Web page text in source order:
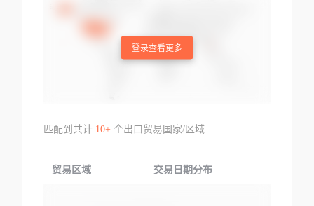
登录查看更多
匹配到共计 10+个出口贸易国家/区域
贸易区域 交易日期分布